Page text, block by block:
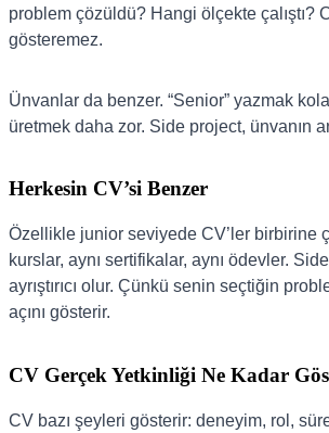
problem çözüldü? Hangi ölçekte çalıştı?
gösteremez.
Ünvanlar da benzer. “Senior” yazmak
üretmek daha zor. Side project, ünvanın
Herkesin CV’si Benzer
Özellikle junior seviyede CV’ler birbirine
kurslar, aynı sertifikalar, aynı ödevler.
ayrıştırıcı olur. Çünkü senin seçtiğin
açını gösterir.
CV Gerçek Yetkinliği Ne Kadar
CV bazı şeyleri gösterir: deneyim, rol,